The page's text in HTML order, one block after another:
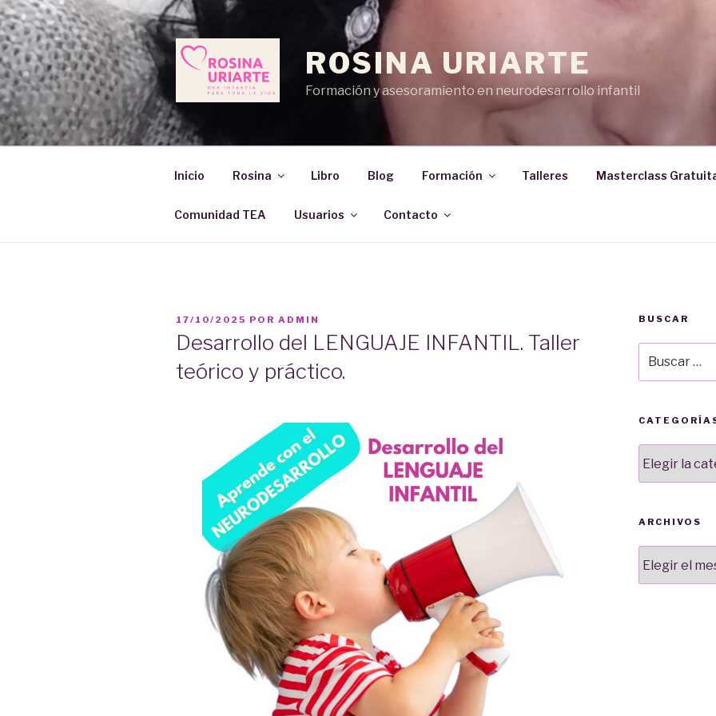
Saltar
al
contenido
ROSINA URIARTE
Formación y asesoramiento en neurodesarrollo infantil
Inicio Rosina Libro Blog Formación Talleres Masterclass
Comunidad TEA Usuarios Contacto
PUBLICADO
17/10/2025 POR ADMIN
Desarrollo del LENGUAJE INFANTIL. Taller
teórico y práctico.
BUSCAR
por:
ARCHIVOS